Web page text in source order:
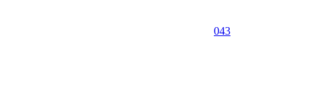
043